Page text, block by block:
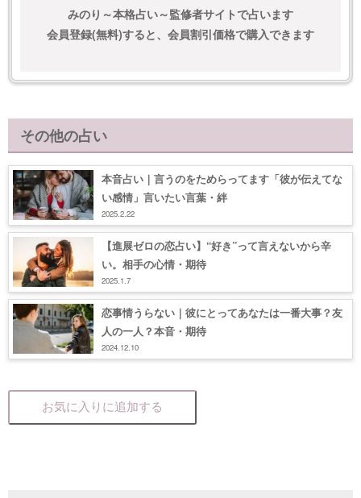
みのり～本格占い～監修者サイトで占います
会員登録(無料)すると、会員割引価格で購入できます
その他の占い
本音占い｜言うのをためらってます「彼が伝えてな
い感情」言いたい言葉・絆
2025.2.22
【進展ゼロの恋占い】“好き”って言えないから辛
い。相手の心情・期待
2025.1.7
恋事情うらない｜彼にとってあなたは一番大事？友
人の一人？本音・期待
2024.12.10
お気に入りに追加する